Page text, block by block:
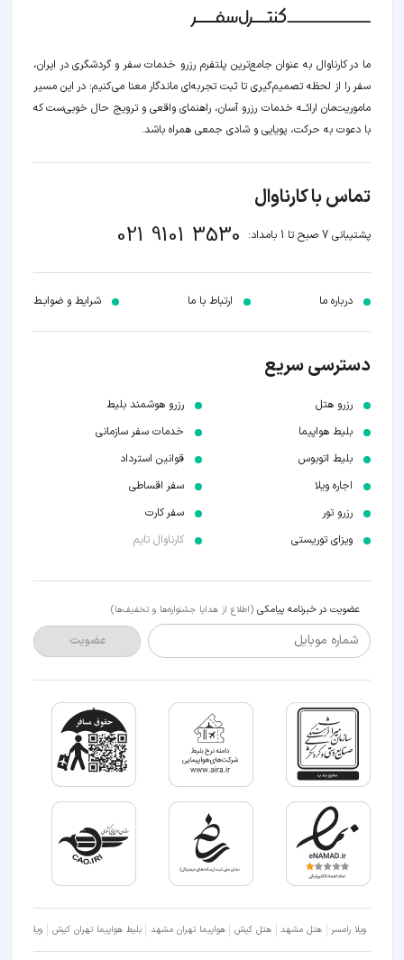
ما در کارناوال به عنوان جامع‌ترین پلتفرم رزرو خدمات سفر و گردشگری در ایران،
سفر را از لحظه‌ تصمیم‌گیری تا ثبت تجربه‌ای ماندگار معنا می‌کنیم؛ در این مسیر‍
ماموریت‌مان اراﺋــﻪ خدمات رزرو آسان، راهنمای واقعی و ترویج حال خوبی‌ست که
با دعوت به حرکت، پویایی و شادی جمعی همراه باشد.
تماس با کارناوال
پشتیبانی 7 صبح تا 1 بامداد: 021 9101 3530
درباره ما ارتباط با ما شرایط و ضوابـط
دسترسی سریع
رزرو هتل
بلیط هواپیما
بلیط اتوبوس
اجاره ویلا
رزرو تور
ویزای توریستی
رزرو هوشمند بلیط
خدمات سفر سازمانی
قوانین استرداد
سفر اقساطی
سفر کارت
کارناوال تایم
عضویت در خبرنامه پیامکی (اطلاع از هدایا جشنواره‌ها و تخفیف‌ها)
شماره موبایل عضویت
ویلا رامسر هتل مشهد هتل کیش هواپیما تهران مشهد بلیط هواپیما تهران کیش ویلا شمال